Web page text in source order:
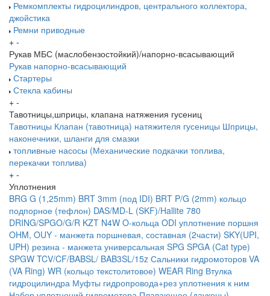
Ремкомплекты гидроцилиндров, центрального коллектора,
джойстика
Ремни приводные
+ -
Рукав МБС (маслобензостойкий)/напорно-всасывающий
Рукав напорно-всасывающий
Стартеры
Стекла кабины
+ -
Тавотницы,шприцы, клапана натяжения гусениц
Тавотницы Клапан (тавотница) натяжителя гусеницы Шприцы,
наконечники, шланги для смазки
топливные насосы (Механические подкачки топлива,
перекачки топлива)
+ -
Уплотнения
BRG G (1,25mm) BRT 3mm (под IDI) BRT P/G (2mm) кольцо
подпорное (тефлон) DAS/MD-L (SKF)/Hallite 780
DRING/SPGO/G/R KZT N4W O-кольца ODI уплотнение поршня
OHM, OUY - манжета поршневая, составная (2части) SKY(UPI,
UPH) резина - манжета универсальная SPG SPGA (Cat type)
SPGW TCV/CF/BABSL/ BAB3SL/15z Сальники гидромоторов VA
(VA Ring) WR (кольцо текстолитовое) WEAR Ring Втулка
гидроцилиндра Муфты гидропровода+рез уплотнения к ним